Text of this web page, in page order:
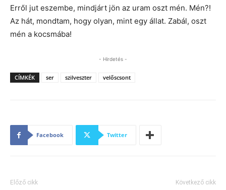
Erről jut eszembe, mindjárt jön az uram oszt mén. Mén?!
Az hát, mondtam, hogy olyan, mint egy állat. Zabál, oszt
mén a kocsmába!
- Hirdetés -
CÍMKÉK ser szilveszter velőscsont
Facebook Twitter
Előző cikk Következő cikk